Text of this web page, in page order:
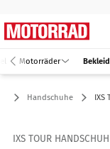
Motorräder
Handschuhe IXS
IXS TOUR